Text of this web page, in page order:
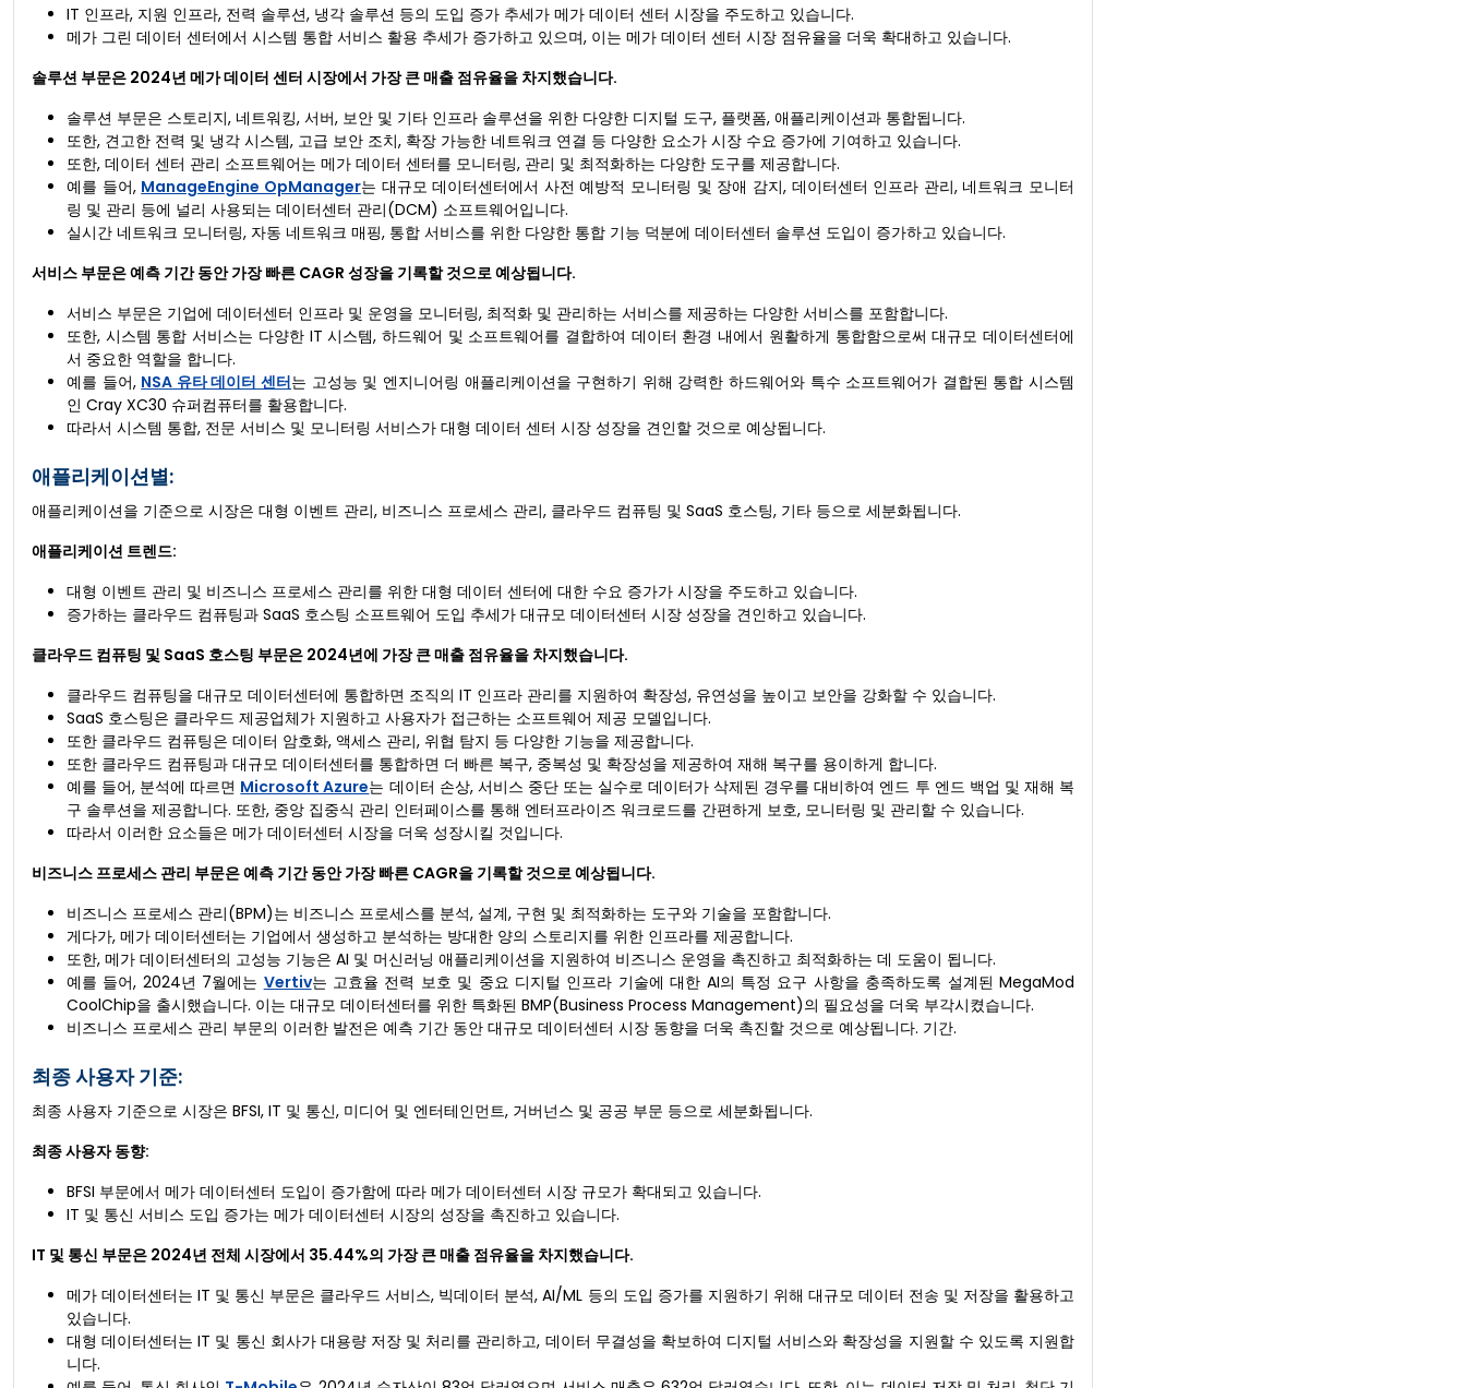
IT 인프라, 지원 인프라, 전력 솔루션, 냉각 솔루션 등의 도입 증가 추세가 메가 데이터 센터 시장을 주도하고 있습니다.
메가 그린 데이터 센터에서 시스템 통합 서비스 활용 추세가 증가하고 있으며, 이는 메가 데이터 센터 시장 점유율을 더욱 확대하고 있습니다.
솔루션 부문은 2024년 메가 데이터 센터 시장에서 가장 큰 매출 점유율을 차지했습니다.
솔루션 부문은 스토리지, 네트워킹, 서버, 보안 및 기타 인프라 솔루션을 위한 다양한 디지털 도구, 플랫폼, 애플리케이션과 통합됩니다.
또한, 견고한 전력 및 냉각 시스템, 고급 보안 조치, 확장 가능한 네트워크 연결 등 다양한 요소가 시장 수요 증가에 기여하고 있습니다.
또한, 데이터 센터 관리 소프트웨어는 메가 데이터 센터를 모니터링, 관리 및 최적화하는 다양한 도구를 제공합니다.
예를 들어, ManageEngine OpManager는 대규모 데이터센터에서 사전 예방적 모니터링 및 장애 감지, 데이터센터 인프라 관리, 네트워크 모니터
링 및 관리 등에 널리 사용되는 데이터센터 관리(DCM) 소프트웨어입니다.
실시간 네트워크 모니터링, 자동 네트워크 매핑, 통합 서비스를 위한 다양한 통합 기능 덕분에 데이터센터 솔루션 도입이 증가하고 있습니다.
서비스 부문은 예측 기간 동안 가장 빠른 CAGR 성장을 기록할 것으로 예상됩니다.
서비스 부문은 기업에 데이터센터 인프라 및 운영을 모니터링, 최적화 및 관리하는 서비스를 제공하는 다양한 서비스를 포함합니다.
또한, 시스템 통합 서비스는 다양한 IT 시스템, 하드웨어 및 소프트웨어를 결합하여 데이터 환경 내에서 원활하게 통합함으로써 대규모 데이터센터에
서 중요한 역할을 합니다.
예를 들어, NSA 유타 데이터 센터는 고성능 및 엔지니어링 애플리케이션을 구현하기 위해 강력한 하드웨어와 특수 소프트웨어가 결합된 통합 시스템
인 Cray XC30 슈퍼컴퓨터를 활용합니다.
따라서 시스템 통합, 전문 서비스 및 모니터링 서비스가 대형 데이터 센터 시장 성장을 견인할 것으로 예상됩니다.
애플리케이션별:
애플리케이션을 기준으로 시장은 대형 이벤트 관리, 비즈니스 프로세스 관리, 클라우드 컴퓨팅 및 SaaS 호스팅, 기타 등으로 세분화됩니다.
애플리케이션 트렌드:
대형 이벤트 관리 및 비즈니스 프로세스 관리를 위한 대형 데이터 센터에 대한 수요 증가가 시장을 주도하고 있습니다.
증가하는 클라우드 컴퓨팅과 SaaS 호스팅 소프트웨어 도입 추세가 대규모 데이터센터 시장 성장을 견인하고 있습니다.
클라우드 컴퓨팅 및 SaaS 호스팅 부문은 2024년에 가장 큰 매출 점유율을 차지했습니다.
클라우드 컴퓨팅을 대규모 데이터센터에 통합하면 조직의 IT 인프라 관리를 지원하여 확장성, 유연성을 높이고 보안을 강화할 수 있습니다.
SaaS 호스팅은 클라우드 제공업체가 지원하고 사용자가 접근하는 소프트웨어 제공 모델입니다.
또한 클라우드 컴퓨팅은 데이터 암호화, 액세스 관리, 위협 탐지 등 다양한 기능을 제공합니다.
또한 클라우드 컴퓨팅과 대규모 데이터센터를 통합하면 더 빠른 복구, 중복성 및 확장성을 제공하여 재해 복구를 용이하게 합니다.
예를 들어, 분석에 따르면 Microsoft Azure는 데이터 손상, 서비스 중단 또는 실수로 데이터가 삭제된 경우를 대비하여 엔드 투 엔드 백업 및 재해 복
구 솔루션을 제공합니다. 또한, 중앙 집중식 관리 인터페이스를 통해 엔터프라이즈 워크로드를 간편하게 보호, 모니터링 및 관리할 수 있습니다.
따라서 이러한 요소들은 메가 데이터센터 시장을 더욱 성장시킬 것입니다.
비즈니스 프로세스 관리 부문은 예측 기간 동안 가장 빠른 CAGR을 기록할 것으로 예상됩니다.
비즈니스 프로세스 관리(BPM)는 비즈니스 프로세스를 분석, 설계, 구현 및 최적화하는 도구와 기술을 포함합니다.
게다가, 메가 데이터센터는 기업에서 생성하고 분석하는 방대한 양의 스토리지를 위한 인프라를 제공합니다.
또한, 메가 데이터센터의 고성능 기능은 AI 및 머신러닝 애플리케이션을 지원하여 비즈니스 운영을 촉진하고 최적화하는 데 도움이 됩니다.
예를 들어, 2024년 7월에는 Vertiv는 고효율 전력 보호 및 중요 디지털 인프라 기술에 대한 AI의 특정 요구 사항을 충족하도록 설계된 MegaMod
CoolChip을 출시했습니다. 이는 대규모 데이터센터를 위한 특화된 BMP(Business Process Management)의 필요성을 더욱 부각시켰습니다.
비즈니스 프로세스 관리 부문의 이러한 발전은 예측 기간 동안 대규모 데이터센터 시장 동향을 더욱 촉진할 것으로 예상됩니다. 기간.
최종 사용자 기준:
최종 사용자 기준으로 시장은 BFSI, IT 및 통신, 미디어 및 엔터테인먼트, 거버넌스 및 공공 부문 등으로 세분화됩니다.
최종 사용자 동향:
BFSI 부문에서 메가 데이터센터 도입이 증가함에 따라 메가 데이터센터 시장 규모가 확대되고 있습니다.
IT 및 통신 서비스 도입 증가는 메가 데이터센터 시장의 성장을 촉진하고 있습니다.
IT 및 통신 부문은 2024년 전체 시장에서 35.44%의 가장 큰 매출 점유율을 차지했습니다.
메가 데이터센터는 IT 및 통신 부문은 클라우드 서비스, 빅데이터 분석, AI/ML 등의 도입 증가를 지원하기 위해 대규모 데이터 전송 및 저장을 활용하고
있습니다.
대형 데이터센터는 IT 및 통신 회사가 대용량 저장 및 처리를 관리하고, 데이터 무결성을 확보하여 디지털 서비스와 확장성을 지원할 수 있도록 지원합
니다.